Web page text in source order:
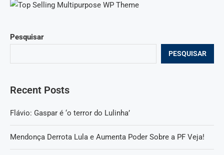
Pesquisar
PESQUISAR
Recent Posts
Flávio: Gaspar é ‘o terror do Lulinha’
Mendonça Derrota Lula e Aumenta Poder Sobre a PF Veja!